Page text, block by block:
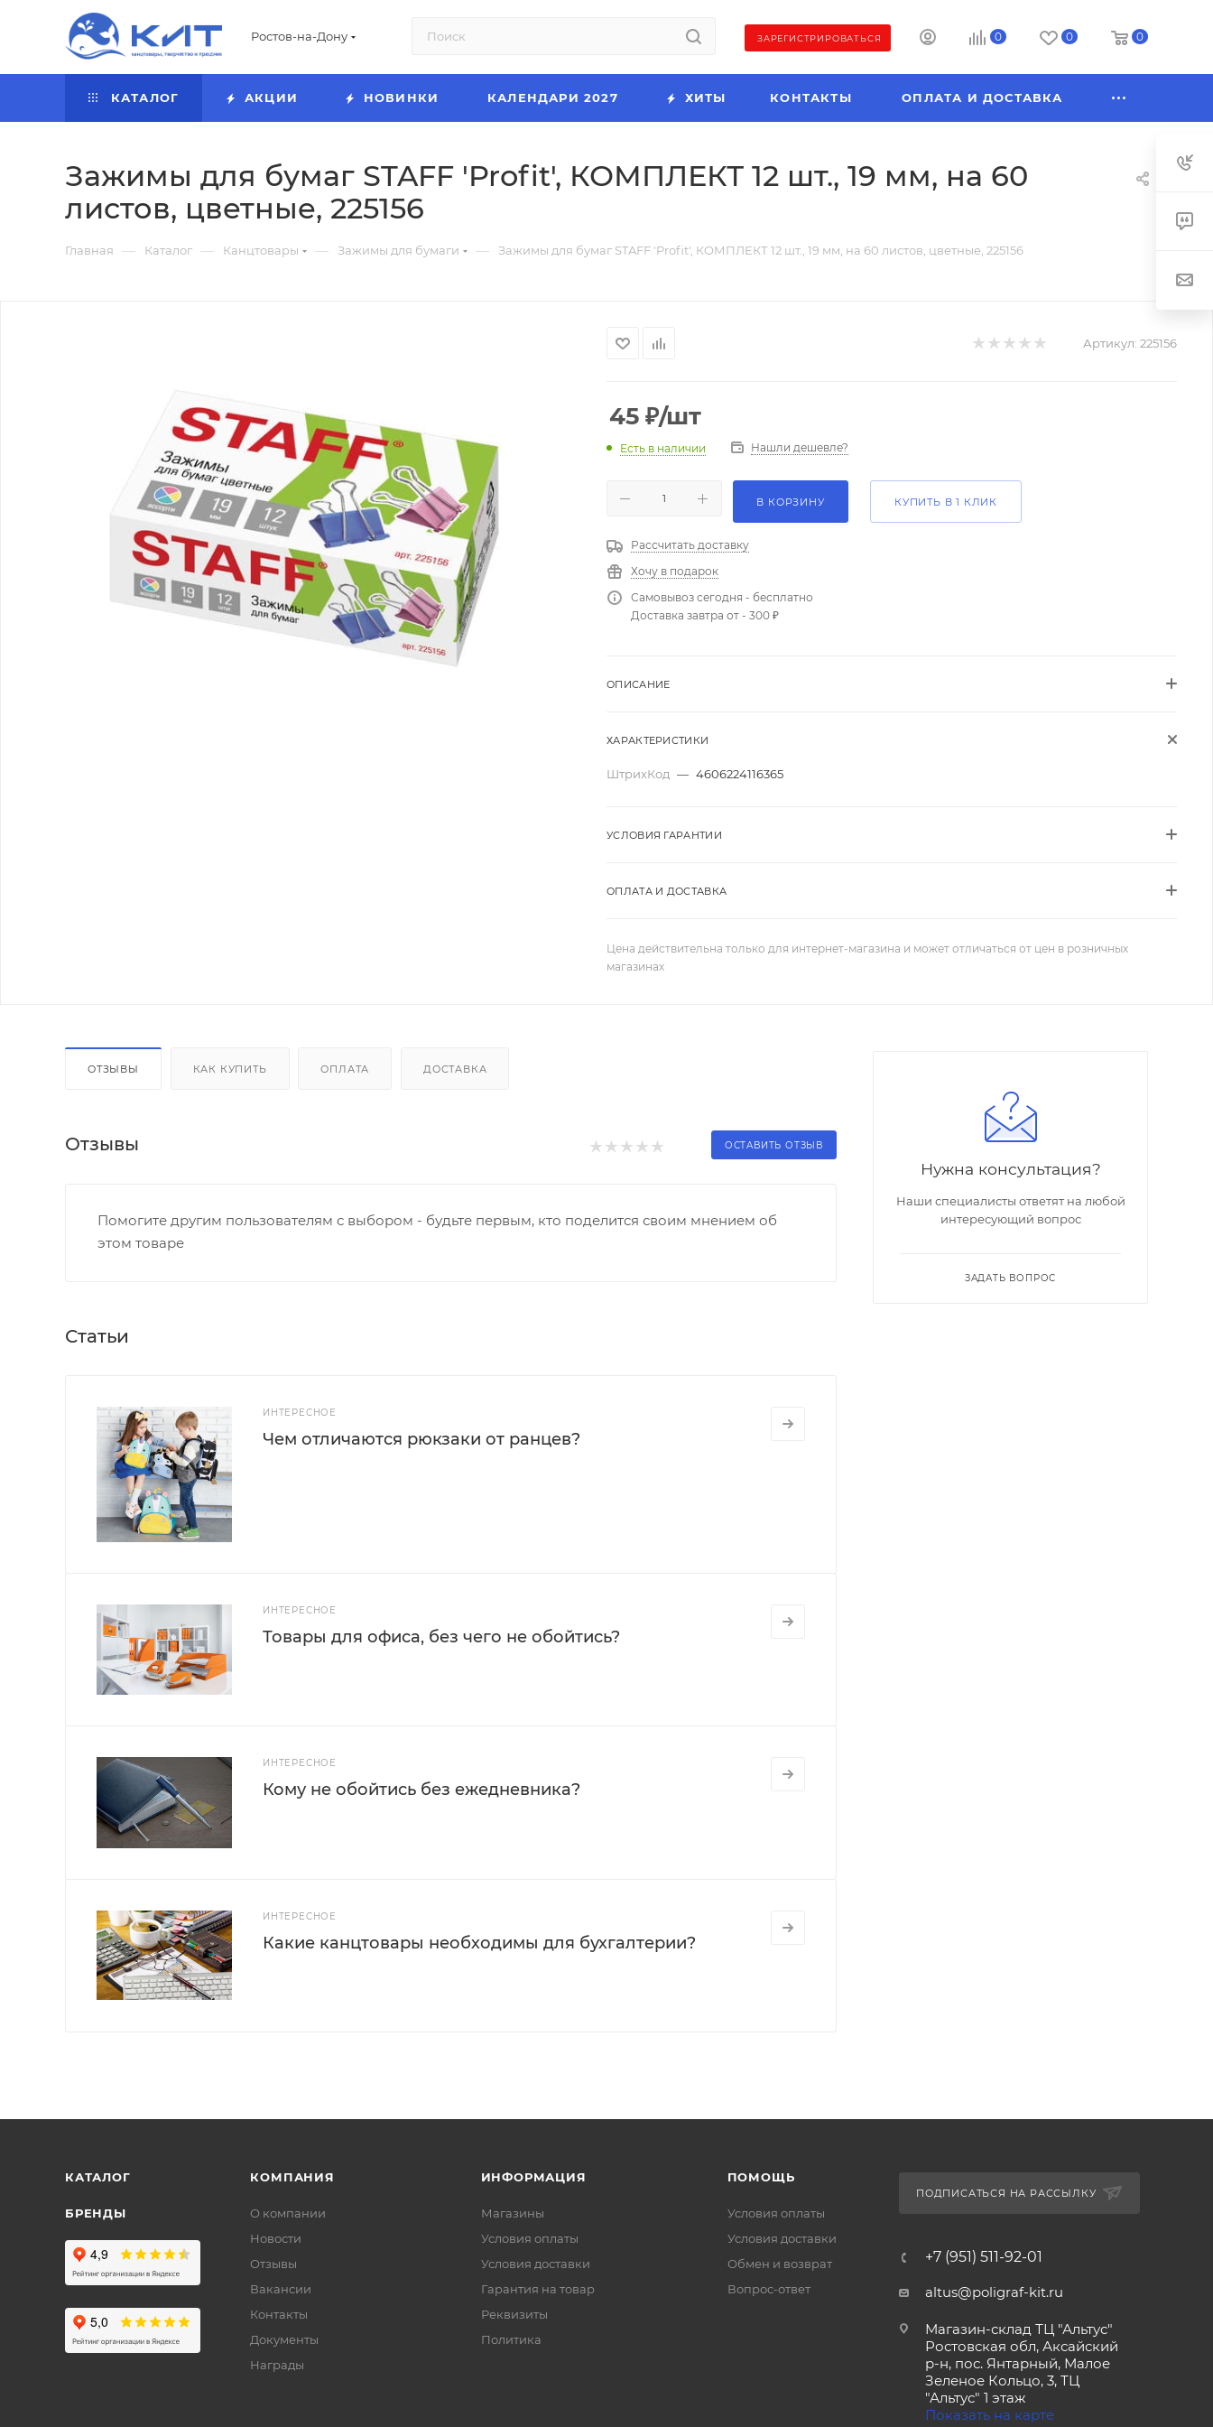
Ростов-на-Дону ЗАРЕГИСТРИРОВАТЬСЯ 0 0 0
КАТАЛОГ АКЦИИ НОВИНКИ КАЛЕНДАРИ 2027 ХИТЫ КОНТАКТЫ ОПЛАТА И ДОСТАВКА
Зажимы для бумаг STAFF 'Profit', КОМПЛЕКТ 12 шт., 19 мм, на 60
листов, цветные, 225156
Главная — Каталог — Канцтовары — Зажимы для бумаги — Зажимы для бумаг STAFF 'Profit', КОМПЛЕКТ 12 шт., 19 мм, на 60 листов, цветные, 225156
Артикул: 225156
45 ₽/шт
Есть в наличии Нашли дешевле?
В КОРЗИНУ КУПИТЬ В 1 КЛИК
Рассчитать доставку
Хочу в подарок
Самовывоз сегодня - бесплатно
Доставка завтра от - 300 ₽
ОПИСАНИЕ
ХАРАКТЕРИСТИКИ
ШтрихКод — 4606224116365
УСЛОВИЯ ГАРАНТИИ
ОПЛАТА И ДОСТАВКА
Цена действительна только для интернет-магазина и может отличаться от цен в розничных
магазинах
ОТЗЫВЫ КАК КУПИТЬ ОПЛАТА ДОСТАВКА
Отзывы ОСТАВИТЬ ОТЗЫВ
Помогите другим пользователям с выбором - будьте первым, кто поделится своим мнением об
этом товаре
Статьи
ИНТЕРЕСНОЕ
Чем отличаются рюкзаки от ранцев?
ИНТЕРЕСНОЕ
Товары для офиса, без чего не обойтись?
ИНТЕРЕСНОЕ
Кому не обойтись без ежедневника?
ИНТЕРЕСНОЕ
Какие канцтовары необходимы для бухгалтерии?
Нужна консультация?
Наши специалисты ответят на любой
интересующий вопрос
ЗАДАТЬ ВОПРОС
КАТАЛОГ
БРЕНДЫ
КОМПАНИЯ
О компании
Новости
Отзывы
Вакансии
Контакты
Документы
Награды
ИНФОРМАЦИЯ
Магазины
Условия оплаты
Условия доставки
Гарантия на товар
Реквизиты
Политика
ПОМОЩЬ
Условия оплаты
Условия доставки
Обмен и возврат
Вопрос-ответ
ПОДПИСАТЬСЯ НА РАССЫЛКУ
+7 (951) 511-92-01
altus@poligraf-kit.ru
Магазин-склад ТЦ "Альтус"
Ростовская обл, Аксайский
р-н, пос. Янтарный, Малое
Зеленое Кольцо, 3, ТЦ
"Альтус" 1 этаж
Показать на карте